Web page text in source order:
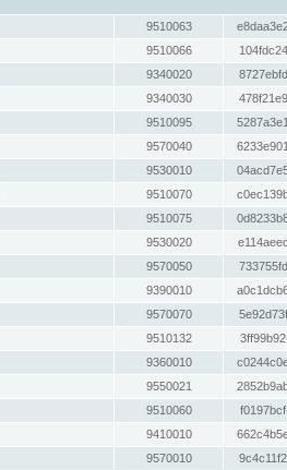
9510063
9510066
9340020
9340030
9510095
9570040
9530010
9510070
9510075
9530020
9570050
9390010
9570070
9510132
9360010
9550021
9510060
9410010
9570010